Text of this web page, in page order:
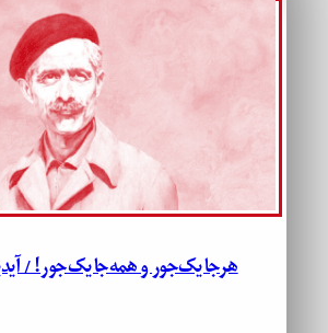
هرجا یک‌جور و همه‌جا یک‌جور! /